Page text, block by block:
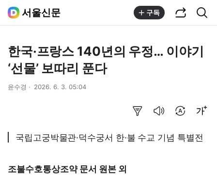
서울신문 구독
한국·프랑스 140년의 우정… 이야기
‘선물’ 보따리 푼다
윤수경 2026. 6. 3. 05:04
국립고궁박물관·덕수궁서 한·불 수교 기념 특별전
조불수호통상조약 문서 원본 외